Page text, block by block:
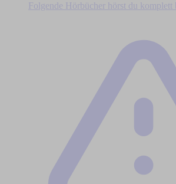
Folgende Hörbücher hörst du komplett